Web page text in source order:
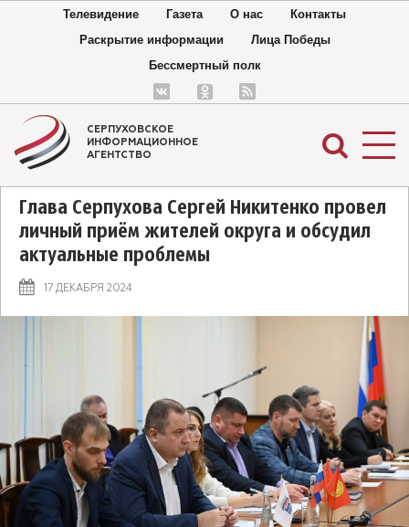
Телевидение Газета О нас
Контакты
Раскрытие информации
Лица Победы
Бессмертный полк
СЕРПУХОВСКОЕ
ИНФОРМАЦИОННОЕ
АГЕНТСТВО
Глава Серпухова Сергей Никитенко провел
личный приём жителей округа и обсудил
актуальные проблемы
17 ДЕКАБРЯ 2024